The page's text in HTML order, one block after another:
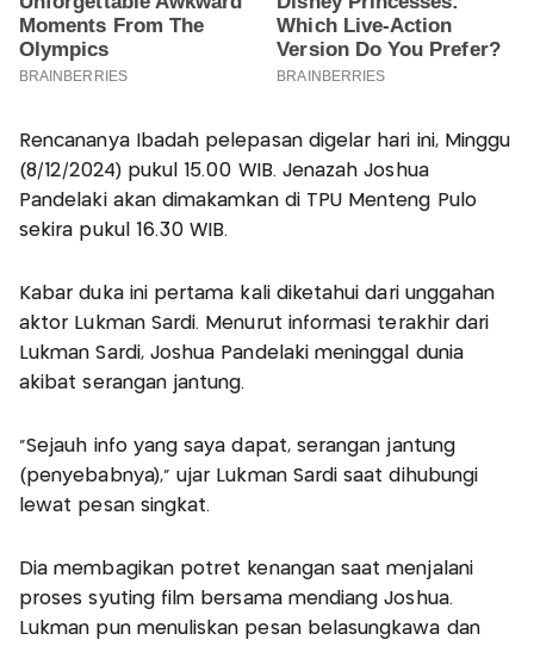
Rencananya Ibadah pelepasan digelar hari ini, Minggu
(8/12/2024) pukul 15.00 WIB. Jenazah Joshua
Pandelaki akan dimakamkan di TPU Menteng Pulo
sekira pukul 16.30 WIB.
Kabar duka ini pertama kali diketahui dari unggahan
aktor Lukman Sardi. Menurut informasi terakhir dari
Lukman Sardi, Joshua Pandelaki meninggal dunia
akibat serangan jantung.
"Sejauh info yang saya dapat, serangan jantung
(penyebabnya)," ujar Lukman Sardi saat dihubungi
lewat pesan singkat.
Dia membagikan potret kenangan saat menjalani
proses syuting film bersama mendiang Joshua.
Lukman pun menuliskan pesan belasungkawa dan